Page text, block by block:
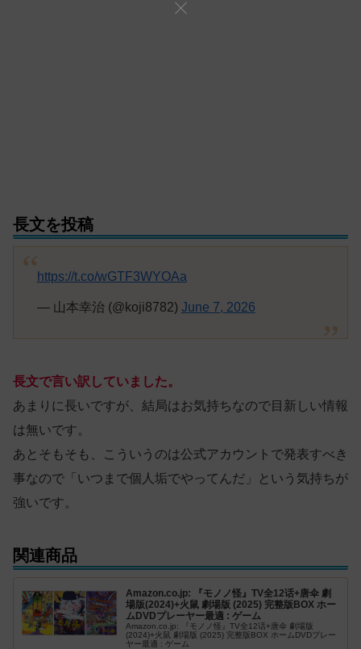
長文を投稿
https://t.co/wGTF3WYOAa
— 山本幸治 (@koji8782) June 7, 2026
長文で言い訳していました。
あまりに長いですが、結局はお気持ちなので目新しい情報
は無いです。
あとそもそも、こういうのは公式アカウントで発表すべき
事なので「いつまで個人垢でやってんだ」という気持ちが
強いです。
関連商品
Amazon.co.jp: 『モノノ怪』TV全12话+唐伞 劇
場版(2024)+火鼠‎ 劇場版 (2025) 完整版BOX ホー
ムDVDプレーヤー最適 : ゲーム
Amazon.co.jp: 『モノノ怪』TV全12话+唐伞 劇場版
(2024)+火鼠‎ 劇場版 (2025) 完整版BOX ホームDVDプレー
ヤー最適 : ゲーム